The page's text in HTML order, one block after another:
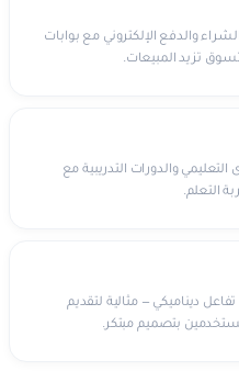
والدفع الإلكتروني مع بوابات
والدورات التدريبية مع
التعلم.
ديناميكي — مثالية لتقديم
بتصميم مبتكر.